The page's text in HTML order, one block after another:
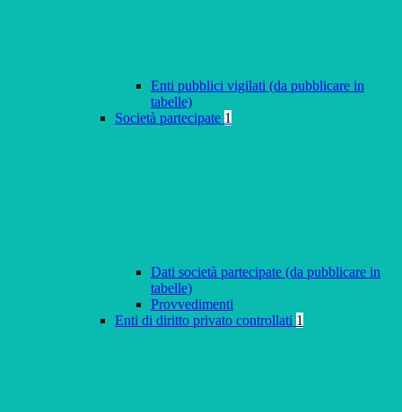
Enti pubblici vigilati (da pubblicare in
tabelle)
Società partecipate 1
Dati società partecipate (da pubblicare in
tabelle)
Provvedimenti
Enti di diritto privato controllati 1